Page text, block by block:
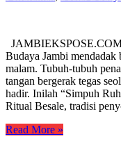
Budaya Jambi mendadak
malam. Tubuh-tubuh
tangan bergerak tegas
hadir. Inilah “Simpuh
Ritual Besale, tradisi
Read More »